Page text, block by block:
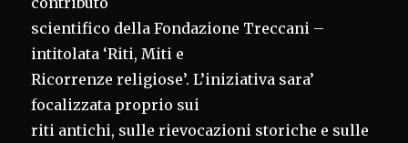
scientifico della Fondazione Treccani –
intitolata ‘Riti, Miti e
Ricorrenze religiose’. L’iniziativa sara’
focalizzata proprio sui
riti antichi, sulle rievocazioni storiche e sulle